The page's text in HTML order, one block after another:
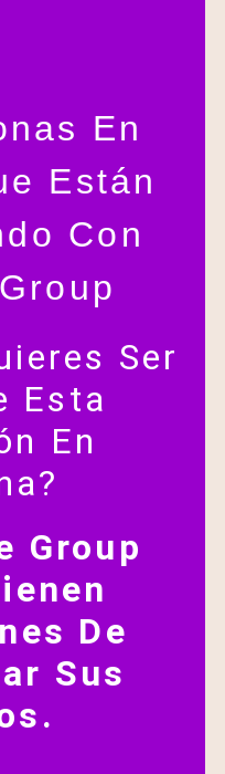
En
Están
Con
Ser
Esta
En
Group
De
Sus